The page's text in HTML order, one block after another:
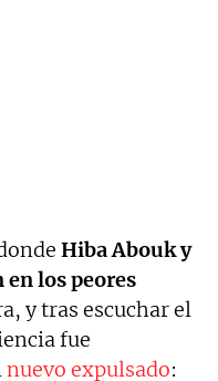
Hiba Abouk y
los peores
y tras escuchar el
fue
nuevo expulsado: